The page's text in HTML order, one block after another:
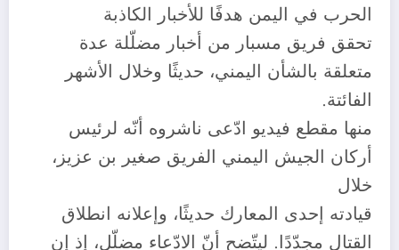
الحرب في اليمن هدفًا للأخبار الكاذبة
تحقق فريق مسبار من أخبار مضلّلة عدة
متعلقة بالشأن اليمني، حديثًا وخلال الأشهر
الفائتة.
منها مقطع فيديو ادّعى ناشروه أنّه لرئيس
أركان الجيش اليمني الفريق صغير بن عزيز،
خلال
قيادته إحدى المعارك حديثًا، وإعلانه انطلاق
القتال مجدّدًا. ليتّضح أنّ الادّعاء مضلّل، إذ إن